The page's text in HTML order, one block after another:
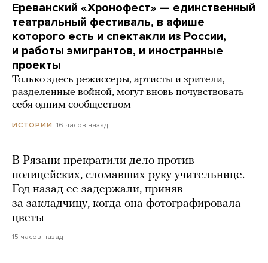
Ереванский «Хронофест» — единственный
театральный фестиваль, в афише
которого есть и спектакли из России,
и работы эмигрантов, и иностранные
проекты
Только здесь режиссеры, артисты и зрители,
разделенные войной, могут вновь почувствовать
себя одним сообществом
ИСТОРИИ 16 часов назад
В Рязани прекратили дело против
полицейских, сломавших руку учительнице.
Год назад ее задержали, приняв
за закладчицу, когда она фотографировала
цветы
15 часов назад